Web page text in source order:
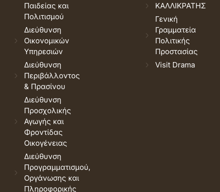
Παιδείας και
Πολιτισμού
Διεύθυνση
Οικονομικών
Υπηρεσιών
Διεύθυνση
Περιβάλλοντος
& Πρασίνου
Διεύθυνση
Προσχολικής
Αγωγής και
Φροντίδας
Οικογένειας
Διεύθυνση
Προγραμματισμού,
Οργάνωσης και
Πληροφορικής
ΚΑΛΛΙΚΡΑΤΗΣ
Γενική
Γραμματεία
Πολιτικής
Προστασίας
Visit Drama